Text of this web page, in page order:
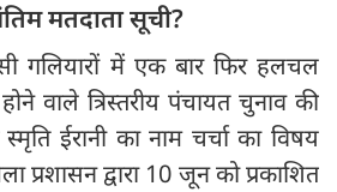
मतदाता सूची?
गलियारों में एक बार फिर हलचल
वाले त्रिस्तरीय पंचायत चुनाव की
ईरानी का नाम चर्चा का विषय
प्रशासन द्वारा 10 जून को प्रकाशित